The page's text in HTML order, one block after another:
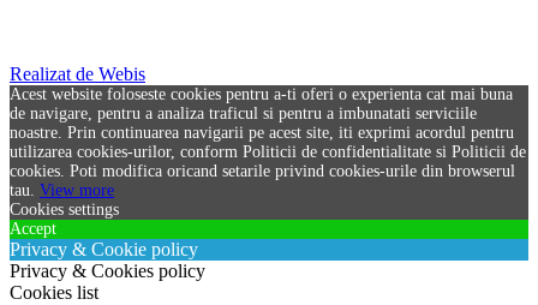
Realizat de Webis
Acest website foloseste cookies pentru a-ti oferi o experienta cat mai buna
de navigare, pentru a analiza traficul si pentru a imbunatati serviciile
noastre. Prin continuarea navigarii pe acest site, iti exprimi acordul pentru
utilizarea cookies-urilor, conform Politicii de confidentialitate si Politicii de
cookies. Poti modifica oricand setarile privind cookies-urile din browserul
tau. View more
Cookies settings
Accept
Privacy & Cookie policy
Privacy & Cookies policy
Cookies list